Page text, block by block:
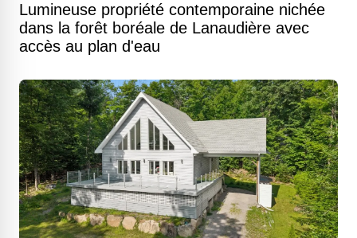
Lumineuse propriété contemporaine nichée
dans la forêt boréale de Lanaudière avec
accès au plan d'eau